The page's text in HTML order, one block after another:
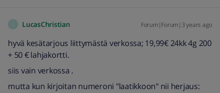
LucasChristian Forum|Forum|3 years ago
hyvä kesätarjous liittymästä verkossa; 19,99€ 24kk 4g 200
+ 50 € lahjakortti.
siis vain verkossa .
mutta kun kirjoitan numeroni "laatikkoon" nii herjaus: